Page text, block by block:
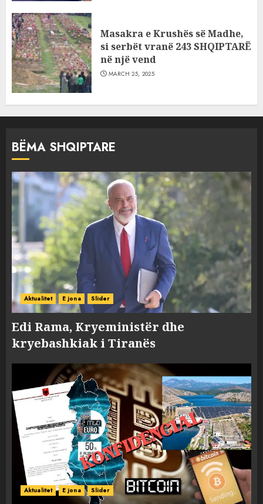
Masakra e Krushës së Madhe,
si serbët vranë 243 SHQIPTARË
në një vend
MARCH 25, 2025
BËMA SHQIPTARE
Aktualitet E jona Slider
Edi Rama, Kryeministër dhe
kryebashkiak i Tiranës
Aktualitet E jona Slider